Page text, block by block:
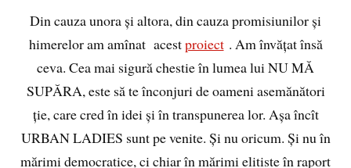
Din cauza unora și altora, din cauza promisiunilor și
himerelor am amînat acestproiect. Am învățat însă
ceva. Cea mai sigură chestie în lumea lui NU MĂ
SUPĂRA, este să te înconjuri de oameni asemănători
ție, care cred în idei și în transpunerea lor. Așa încît
URBAN LADIES sunt pe venite. Și nu oricum. Și nu în
mărimi democratice, ci chiar în mărimi elitiste în raport